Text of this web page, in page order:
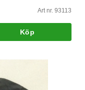
Art nr. 93113
Köp